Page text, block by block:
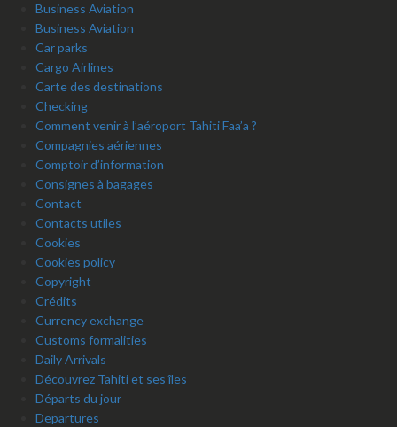
Business Aviation
Business Aviation
Car parks
Cargo Airlines
Carte des destinations
Checking
Comment venir à l’aéroport Tahiti Faa’a ?
Compagnies aériennes
Comptoir d’information
Consignes à bagages
Contact
Contacts utiles
Cookies
Cookies policy
Copyright
Crédits
Currency exchange
Customs formalities
Daily Arrivals
Découvrez Tahiti et ses îles
Départs du jour
Departures